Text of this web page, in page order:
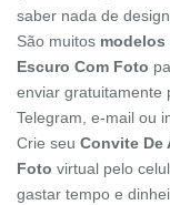
saber nada de
São muitos modelos
Escuro Com Foto
enviar gratuitamente
Telegram, e-mail ou
Crie seu Convite De
Foto virtual pelo
gastar tempo e